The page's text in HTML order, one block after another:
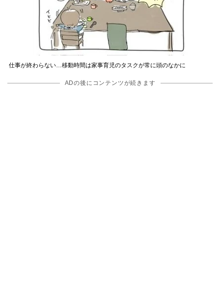
仕事が終わらない…移動時間は家事育児のタスクが常に頭のなかに
ADの後にコンテンツが続きます